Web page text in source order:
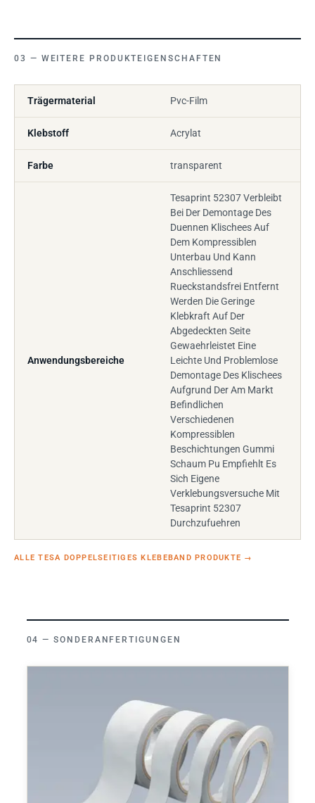
WEITERE PRODUKTEIGENSCHAFTEN
Trägermaterial Pvc-Film
Klebstoff Acrylat
Farbe transparent
Anwendungsbereiche
Tesaprint 52307 Verbleibt
Bei Der Demontage Des
Duennen Klischees Auf
Dem Kompressiblen
Unterbau Und Kann
Anschliessend
Rueckstandsfrei Entfernt
Werden Die Geringe
Klebkraft Auf Der
Abgedeckten Seite
Gewaehrleistet Eine
Leichte Und Problemlose
Demontage Des Klischees
Aufgrund Der Am Markt
Befindlichen
Verschiedenen
Kompressiblen
Beschichtungen Gummi
Schaum Pu Empfiehlt Es
Sich Eigene
Verklebungsversuche Mit
Tesaprint 52307
Durchzufuehren
ALLE TESA DOPPELSEITIGES KLEBEBAND PRODUKTE →
SONDERANFERTIGUNGEN